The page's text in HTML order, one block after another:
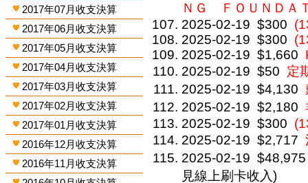
2017年07月收支決算
2017年06月收支決算
2017年05月收支決算
2017年04月收支決算
2017年03月收支決算
2017年02月收支決算
2017年01月收支決算
2016年12月收支決算
2016年11月收支決算
ＮＧ ＦＯＵＮＤＡ
2025-02-19 $300
2025-02-19 $300
2025-02-19 $1,660
2025-02-19 $50 定
2025-02-19 $4,130
2025-02-19 $2,180
2025-02-19 $300
2025-02-19 $2,717
2025-02-19 $48,975
見線上刷卡收入)